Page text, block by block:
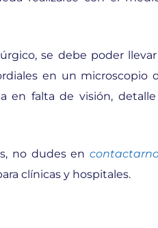
se debe poder llevar
en un microscopio
en falta de visión,
no dudes en
clínicas y hospitales.